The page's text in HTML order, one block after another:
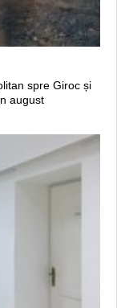
spre Giroc și
august